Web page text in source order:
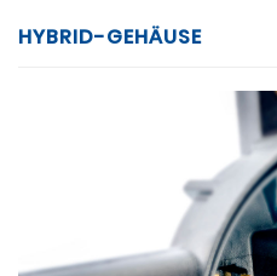
HYBRID-GEHÄUSE